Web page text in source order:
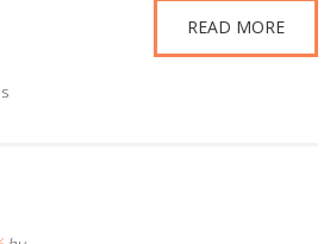
READ MORE